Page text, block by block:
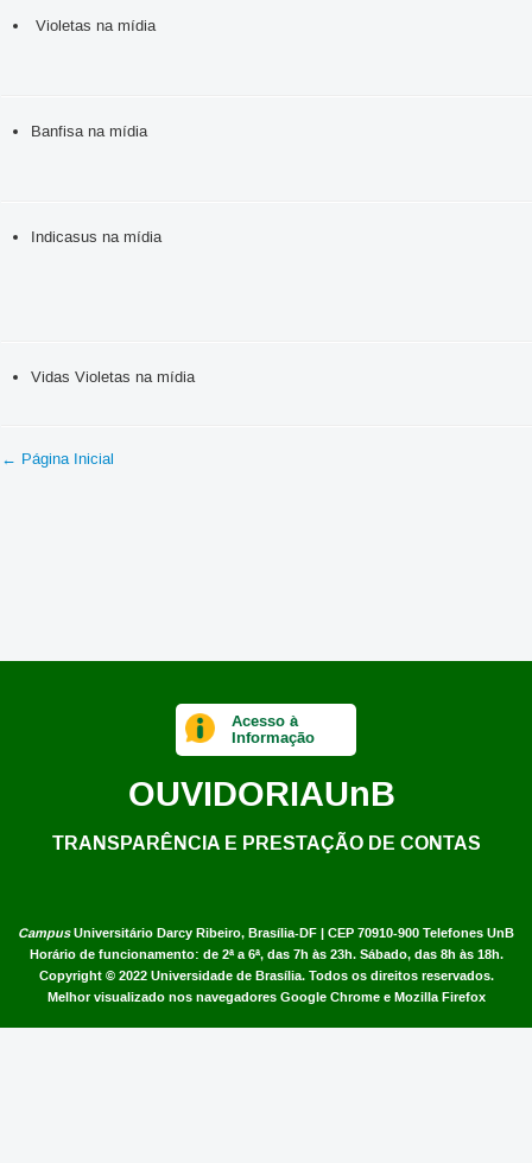
Violetas na mídia
Banfisa na mídia
Indicasus na mídia
Vidas Violetas na mídia
← Página Inicial
CampusUniversitário Darcy Ribeiro, Brasília-DF | CEP 70910-900 Telefones UnB
Horário de funcionamento: de 2ª a 6ª, das 7h às 23h. Sábado, das 8h às 18h.
Copyright © 2022 Universidade de Brasília. Todos os direitos reservados.
Melhor visualizado nos navegadores Google Chrome e Mozilla Firefox
Acesso à
Informação
OUVIDORIAUnB
TRANSPARÊNCIA E PRESTAÇÃO DE CONTAS